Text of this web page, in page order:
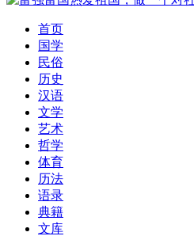
首页
国学
民俗
历史
汉语
文学
艺术
哲学
体育
历法
语录
典籍
文库